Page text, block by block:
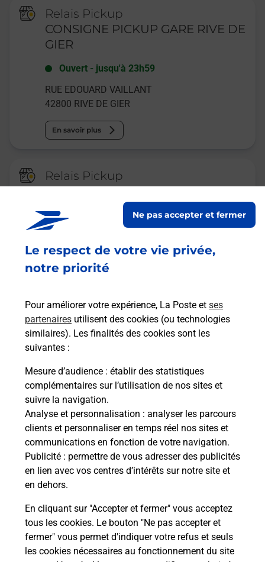
Le respect de votre vie privée,
notre priorité
Pour améliorer votre expérience, La Poste et ses
partenaires utilisent des cookies (ou technologies
similaires). Les finalités des cookies sont les
suivantes :
Mesure d’audience : établir des statistiques
complémentaires sur l’utilisation de nos sites et
suivre la navigation.
Analyse et personnalisation : analyser les parcours
clients et personnaliser en temps réel nos sites et
communications en fonction de votre navigation.
Publicité : permettre de vous adresser des publicités
en lien avec vos centres d’intérêts sur notre site et
en dehors.
En cliquant sur "Accepter et fermer" vous acceptez
tous les cookies. Le bouton "Ne pas accepter et
fermer" vous permet d'indiquer votre refus et seuls
les cookies nécessaires au fonctionnement du site
Ne pas accepter et fermer
Relais Pickup
CONSIGNE PICKUP GARE RIVE DE
GIER
Ouvert - jusqu'à 23h59
RUE EDOUARD VAILLANT
42800 RIVE DE GIER
En savoir plus
Relais Pickup
CARREFOUR MARKET RIVE DE
jusqu'à 09h00
RUE JEAN BAPTISTE BERLIER
42800 RIVE DE GIER
Malin !
La Poste
en ligne
Ouvert 24h/24
En savoir plus
RIVE DE GIER
CONSIGNE PICKUP NETTO RIVE DE GIER